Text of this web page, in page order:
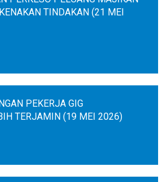
TINDAKAN (21 MEI
PEKERJA GIG
TERJAMIN (19 MEI 2026)